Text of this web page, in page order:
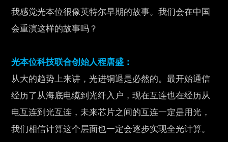
我感觉光本位很像英特尔早期的故事。我们会在中国
会重演这样的故事吗？
光本位科技联合创始人程唐盛：
从大的趋势上来讲，光进铜退是必然的。最开始通信
经历了从海底电缆到光纤入户，现在互连也在经历从
电互连到光互连，未来芯片之间的互连一定是用光，
我们相信计算这个层面也一定会逐步实现全光计算。